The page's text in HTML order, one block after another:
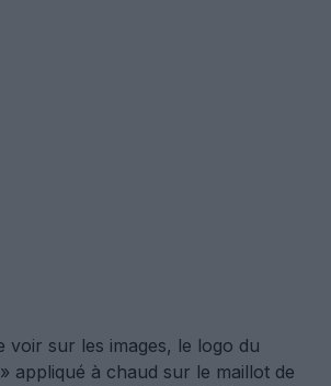
voir sur les images, le logo du
appliqué à chaud sur le maillot de